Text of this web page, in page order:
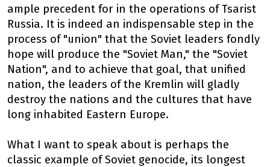
ample precedent for in the operations of Tsarist
Russia. It is indeed an indispensable step in the
process of "union" that the Soviet leaders fondly
hope will produce the "Soviet Man," the "Soviet
Nation", and to achieve that goal, that unified
nation, the leaders of the Kremlin will gladly
destroy the nations and the cultures that have
long inhabited Eastern Europe.
What I want to speak about is perhaps the
classic example of Soviet genocide, its longest